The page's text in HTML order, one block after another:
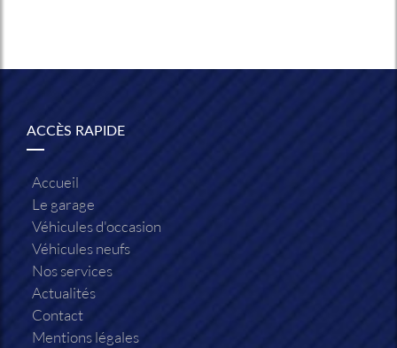
ACCÈS RAPIDE
Accueil
Le garage
Véhicules d'occasion
Véhicules neufs
Nos services
Actualités
Contact
Mentions légales